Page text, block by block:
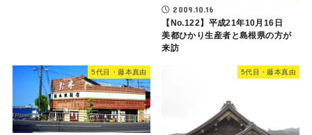
2009.10.16
【No.122】平成21年10月16日
美都ひかり生産者と島根県の方が
来訪
5代目・藤本真由 5代目・藤本真由